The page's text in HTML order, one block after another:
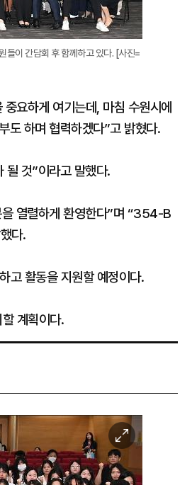
이 간담회 후 함께하고 있다. [사진=
요하게 여기는데, 마침 수원시에
도 하며 협력하겠다”고 밝혔다.
될 것”이라고 말했다.
을 열렬하게 환영한다”며 “354-B
다.
고 활동을 지원할 예정이다.
계획이다.
이
미
지